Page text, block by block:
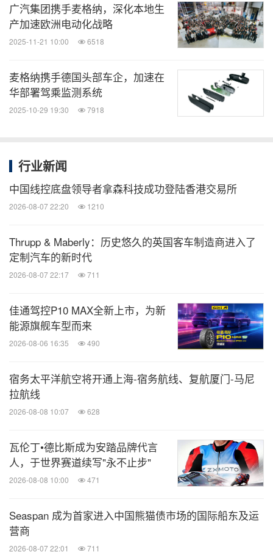
广汽集团携手麦格纳，深化本地生
产加速欧洲电动化战略
2025-11-21 10:00 6518
麦格纳携手德国头部车企，加速在
华部署驾乘监测系统
2025-10-29 19:30 7918
行业新闻
中国线控底盘领导者拿森科技成功登陆香港交易所
2026-08-07 22:20 1210
Thrupp & Maberly：历史悠久的英国客车制造商进入了
定制汽车的新时代
2026-08-07 22:17 711
佳通驾控P10 MAX全新上市，为新
能源旗舰车型而来
2026-08-06 16:35 490
宿务太平洋航空将开通上海-宿务航线、复航厦门-马尼
拉航线
2026-08-08 10:07 628
瓦伦丁•德比斯成为安踏品牌代言
人，于世界赛道续写"永不止步"
2026-08-08 10:00 471
Seaspan 成为首家进入中国熊猫债市场的国际船东及运
营商
2026-08-07 22:01 711